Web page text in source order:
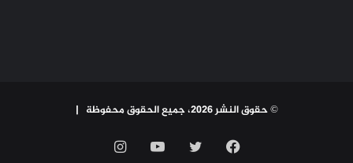
© حقوق النشر 2026، جميع الحقوق محفوظة |
فيسبوك تويتر يوتيوب